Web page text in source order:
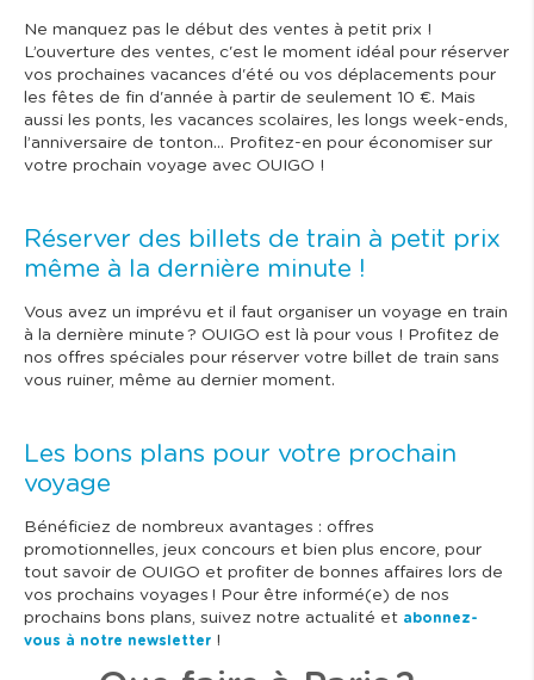
Ne manquez pas le début des ventes à petit prix !
L’ouverture des ventes, c'est le moment idéal pour réserver
vos prochaines vacances d'été ou vos déplacements pour
les fêtes de fin d'année à partir de seulement 10 €. Mais
aussi les ponts, les vacances scolaires, les longs week-ends,
l’anniversaire de tonton… Profitez-en pour économiser sur
votre prochain voyage avec OUIGO !
Réserver des billets de train à petit prix
même à la dernière minute !
Vous avez un imprévu et il faut organiser un voyage en train
à la dernière minute ? OUIGO est là pour vous ! Profitez de
nos offres spéciales pour réserver votre billet de train sans
vous ruiner, même au dernier moment.
Les bons plans pour votre prochain
voyage
Bénéficiez de nombreux avantages : offres
promotionnelles, jeux concours et bien plus encore, pour
tout savoir de OUIGO et profiter de bonnes affaires lors de
vos prochains voyages ! Pour être informé(e) de nos
prochains bons plans, suivez notre actualité et abonnez-
vous à notre newsletter !